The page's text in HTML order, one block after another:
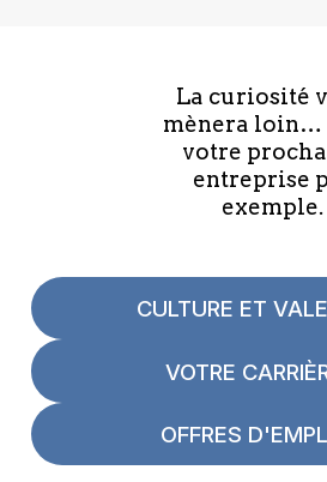
La curiosité
mènera loin…
votre
entreprise
exemple.
CULTURE ET
VOTRE
OFFRES